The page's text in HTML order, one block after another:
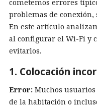
cometemos errores
problemas de
En este artículo
al configurar el Wi-Fi y
evitarlos.
1. Colocación
Error: Muchos
de la habitación o